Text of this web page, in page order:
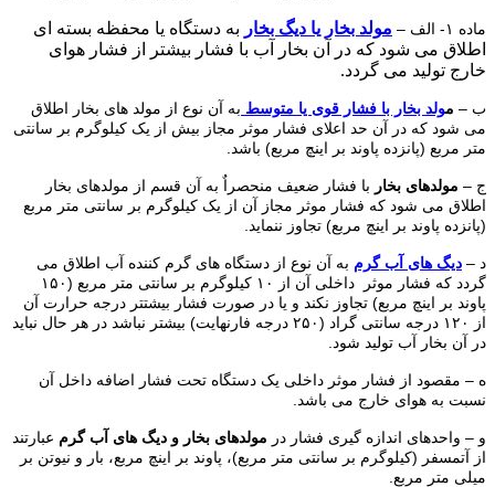
ماده ۱- الف – مولد بخار یا دیگ بخار به دستگاه یا محفظه بسته ای
اطلاق می شود که در آن بخار آب با فشار بیشتر از فشار هوای
خارج تولید می گردد.
ب – مولد بخار با فشار قوی یا متوسط به آن نوع از مولد های بخار اطلاق
می شود که در آن حد اعلای فشار موثر مجاز بیش از یک کیلوگرم بر سانتی
متر مربع (پانزده پاوند بر اینچ مربع) باشد.
ج – مولدهای بخار با فشار ضعیف منحصراٌ به آن قسم از مولدهای بخار
اطلاق می شود که فشار موثر مجاز آن از یک کیلوگرم بر سانتی متر مربع
(پانزده پاوند بر اینچ مربع) تجاوز ننماید.
د – دیگ های آب گرم به آن نوع از دستگاه های گرم کننده آب اطلاق می
گردد که فشار موثر داخلی آن از ۱۰ کیلوگرم بر سانتی متر مربع (۱۵۰
پاوند بر اینچ مربع) تجاوز نکند و یا در صورت فشار بیشتتر درجه حرارت آن
از ۱۲۰ درجه سانتی گراد (۲۵۰ درجه فارنهایت) بیشتر نباشد در هر حال نباید
در آن بخار آب تولید شود.
ه – مقصود از فشار موثر داخلی یک دستگاه تحت فشار اضافه داخل آن
نسبت به هوای خارج می باشد.
و – واحدهای اندازه گیری فشار در مولدهای بخار و دیگ های آب گرم عبارتند
از آتمسفر (کیلوگرم بر سانتی متر مربع)، پاوند بر اینچ مربع، بار و نیوتن بر
میلی متر مربع.